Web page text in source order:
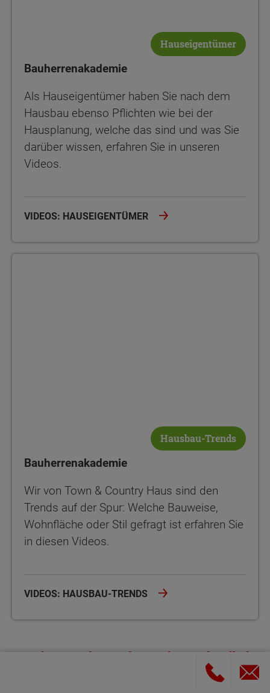
Hauseigentümer
Bauherrenakademie
Als Hauseigentümer haben Sie nach dem
Hausbau ebenso Pflichten wie bei der
Hausplanung, welche das sind und was Sie
darüber wissen, erfahren Sie in unseren
Videos.
VIDEOS: HAUSEIGENTÜMER
Hausbau-Trends
Bauherrenakademie
Wir von Town & Country Haus sind den
Trends auf der Spur: Welche Bauweise,
Wohnfläche oder Stil gefragt ist erfahren Sie
in diesen Videos.
VIDEOS: HAUSBAU-TRENDS
Fordern Sie kostenlos und unverbindlich